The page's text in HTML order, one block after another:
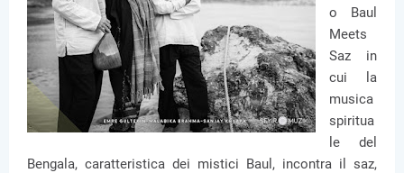
o Baul
Meets
Saz in
cui la
musica
spiritua
le del
Bengala, caratteristica dei mistici Baul, incontra il saz,